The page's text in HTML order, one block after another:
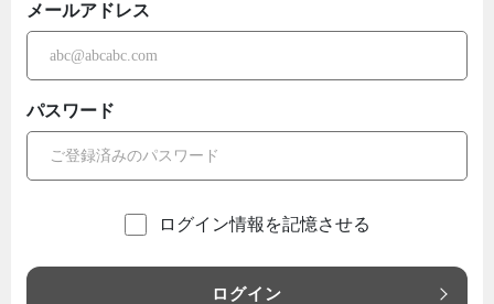
メールアドレス
パスワード
ログイン情報を記憶させる
ログイン